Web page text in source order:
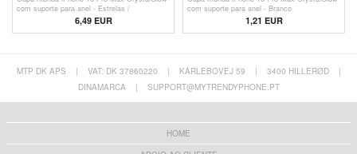
com suporte para anel - Estrelas /
6,49EUR
com suporte para anel - Branco
1,21 EUR
MTP DK APS | VAT: DK 37860220 | KARLEBOVEJ 59 | 3400 HILLERØD
|
DINAMARCA
| SUPPORT@MYTRENDYPHONE.PT
HOME